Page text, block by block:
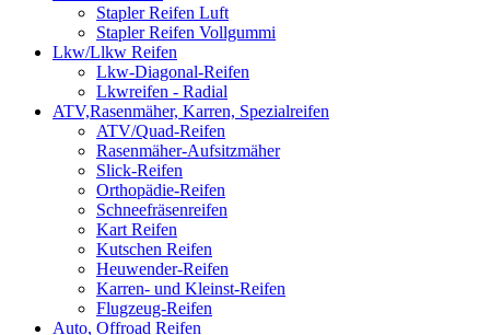
Stapler Reifen Luft
Stapler Reifen Vollgummi
Lkw/Llkw Reifen
Lkw-Diagonal-Reifen
Lkwreifen - Radial
ATV,Rasenmäher, Karren, Spezialreifen
ATV/Quad-Reifen
Rasenmäher-Aufsitzmäher
Slick-Reifen
Orthopädie-Reifen
Schneefräsenreifen
Kart Reifen
Kutschen Reifen
Heuwender-Reifen
Karren- und Kleinst-Reifen
Flugzeug-Reifen
Auto, Offroad Reifen